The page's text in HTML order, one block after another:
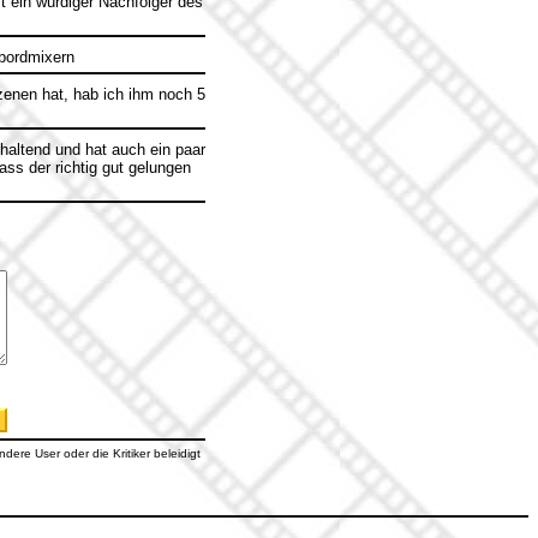
hat, hab ich ihm noch 5
und hat auch ein paar
der richtig gut gelungen
User oder die Kritiker beleidigt